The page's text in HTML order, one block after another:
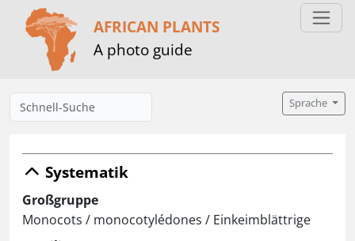
AFRICAN PLANTS
A photo guide
Sprache
Systematik
Großgruppe
Monocots / monocotylédones / Einkeimblättrige